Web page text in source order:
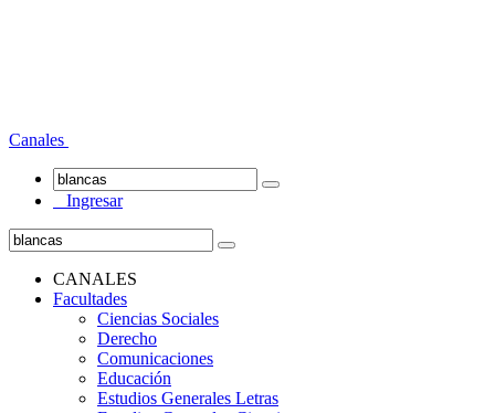
Canales
Ingresar
CANALES
Facultades
Ciencias Sociales
Derecho
Comunicaciones
Educación
Estudios Generales Letras